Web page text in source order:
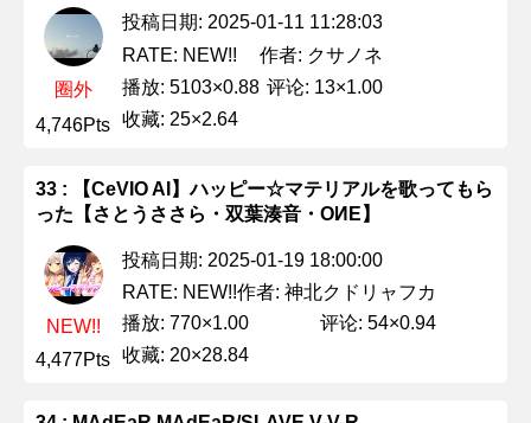
圈外
4,746Pts
投稿日期: 2025-01-11 11:28:03
RATE: NEW!!
作者: クサノネ
播放: 5103×0.88 评论: 13×1.00
收藏: 25×2.64
33 : 【CeVIO AI】ハッピー☆マテリアルを歌ってもら
った【さとうささら・双葉湊音・OИE】
NEW!!
4,477Pts
投稿日期: 2025-01-19 18:00:00
RATE: NEW!!作者: 神北クドリャフカ
播放: 770×1.00
评论: 54×0.94
收藏: 20×28.84